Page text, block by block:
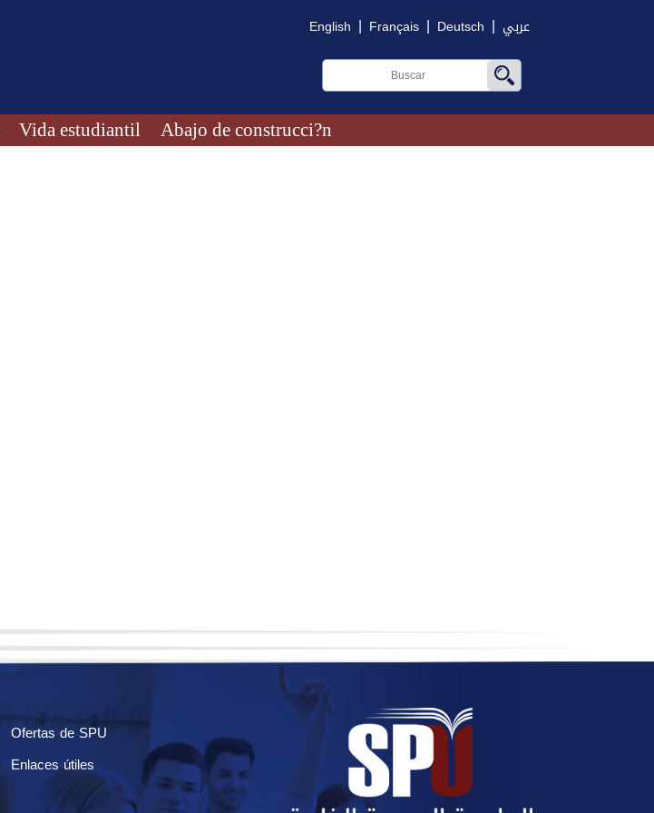
English | Français | Deutsch | عربي
Vida estudiantil Abajo de construcci?n
Ofertas de SPU
Enlaces útiles